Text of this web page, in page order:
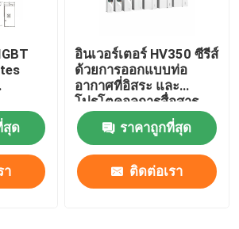
สุด
า
อินเวอร์เตอร์ HV350 ซีรีส์
ด้วยการออกแบบท่อ
อากาศที่อิสระ และ
โปรโตคอลการสื่อสาร
Modbus RTU
50Hz/60Hz ± 5% ความถี่
การเข้า
ราคาถูกที่สุด
ติดต่อเรา